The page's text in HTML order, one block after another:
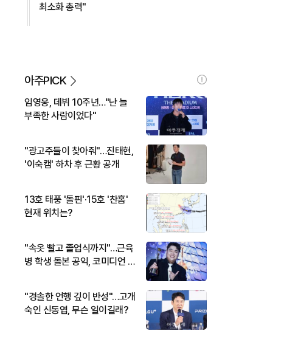
최소화 총력"
아주PICK
임영웅, 데뷔 10주년…"난 늘
부족한 사람이었다"
"광고주들이 찾아줘"…진태현,
'이숙캠' 하차 후 근황 공개
13호 태풍 '돌핀'·15호 '찬홈'
현재 위치는?
"속옷 빨고 졸업식까지"…근육
병 학생 돌본 공익, 코미디언 김
"경솔한 언행 깊이 반성"…고개
숙인 신동엽, 무슨 일이길래?